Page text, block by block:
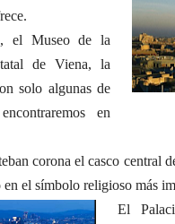
el Museo de la
de Viena, la
solo algunas de
en
corona el casco central
el símbolo religioso más
El